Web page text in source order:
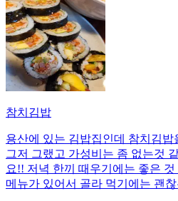
참치김밥
용산에 있는 김밥집인데 참치김
그저 그랬고 가성비는 좀 없는것
요!! 저녁 한끼 때우기에는 좋은
메뉴가 있어서 골라 먹기에는 괜